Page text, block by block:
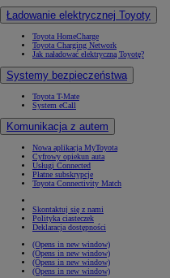
Ładowanie elektrycznej Toyoty
Toyota HomeCharge
Toyota Charging Network
Jak naładować elektryczną Toyotę?
Systemy bezpieczeństwa
Toyota T-Mate
System eCall
Komunikacja z autem
Nowa aplikacja MyToyota
Cyfrowy opiekun auta
Usługi Connected
Płatne subskrypcje
Toyota Connectivity Match
Skontaktuj się z nami
Polityka ciasteczek
Deklaracja dostępności
(Opens in new window)
(Opens in new window)
(Opens in new window)
(Opens in new window)